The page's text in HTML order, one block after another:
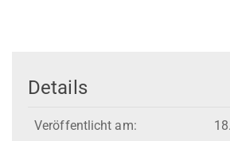
Details
Veröffentlicht am: